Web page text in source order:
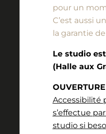
pour un
C’est aussi
la garantie
Le studio
(Halle aux
Accessibilité
s’effectue
studio si